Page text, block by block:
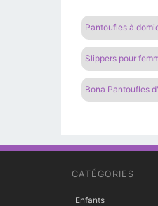
Pantoufles à
Slippers pour
Bona Pantoufles
CATÉGORIES
Enfants